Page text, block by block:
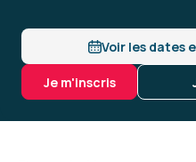
Voir les dates
Je m'inscris